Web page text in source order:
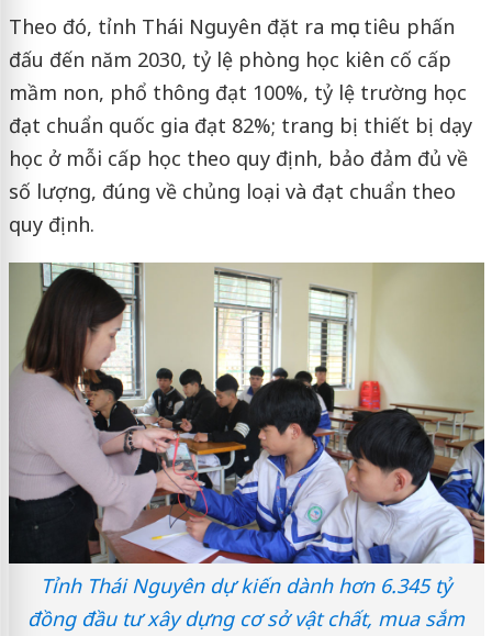
Theo đó, tỉnh Thái Nguyên đặt ra mục tiêu phấn
đấu đến năm 2030, tỷ lệ phòng học kiên cố cấp
mầm non, phổ thông đạt 100%, tỷ lệ trường học
đạt chuẩn quốc gia đạt 82%; trang bị thiết bị dạy
học ở mỗi cấp học theo quy định, bảo đảm đủ về
số lượng, đúng về chủng loại và đạt chuẩn theo
quy định.
Tỉnh Thái Nguyên dự kiến dành hơn 6.345 tỷ
đồng đầu tư xây dựng cơ sở vật chất, mua sắm